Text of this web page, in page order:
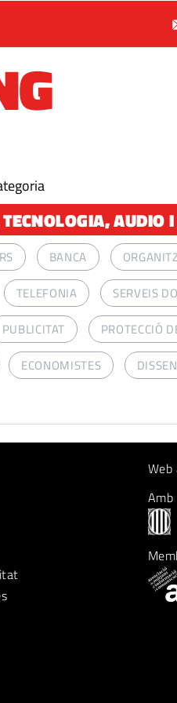
AUDIO
BANCA
TELEFONIA SERVEIS
PUBLICITAT PROTECCIÓ
ECONOMISTES
Amb